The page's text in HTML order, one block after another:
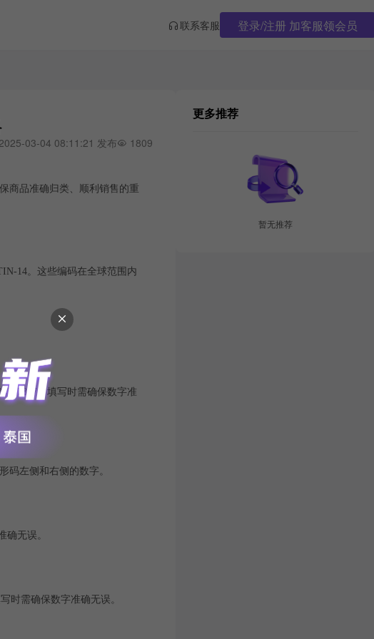
联系客服 登录/注册 加客服领会员
2025-03-04 08:11:21 发布 1809
商品准确归类、顺利销售的重
14。这些编码在全球范围内
。填写时需确保数字准
码左侧和右侧的数字。
确无误。
时需确保数字准确无误。
更多推荐
暂无推荐